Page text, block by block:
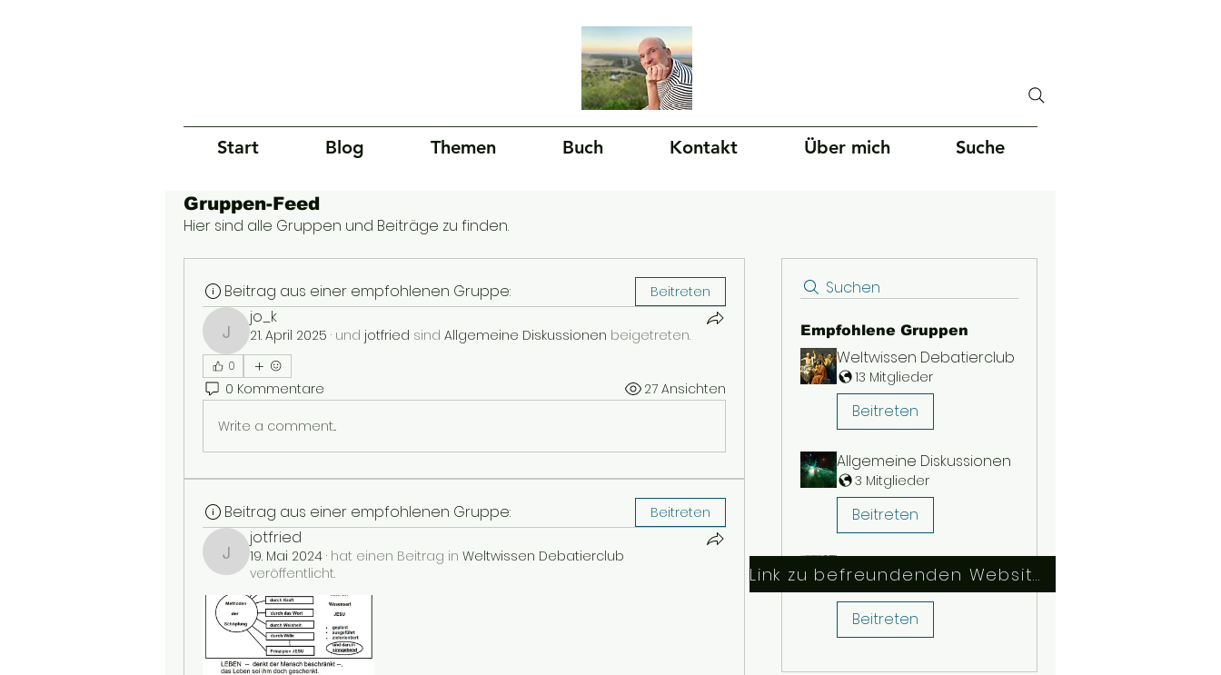
Start Blog Themen Buch Kontakt Über mich Suche
Gruppen-Feed
Hier sind alle Gruppen und Beiträge zu finden.
Suchen
Empfohlene Gruppen
Weltwissen Debatierclub
13 Mitglieder
Beitreten
Allgemeine Diskussionen
3 Mitglieder
Beitreten
Fragen & Antworten
1 Mitglied
Beitreten
Beitrag aus einer empfohlenen Gruppe: Beitreten
jo_k
jo_k
21. April 2025 · und jotfried sind Allgemeine Diskussionen beigetreten.
0
0 Kommentare 27 Ansichten
Write a comment...
Beitrag aus einer empfohlenen Gruppe: Beitreten
jotfried
jotfried
19. Mai 2024 · hat einen Beitrag in Weltwissen Debatierclub
veröffentlicht.
Link zu befreundenden Websites